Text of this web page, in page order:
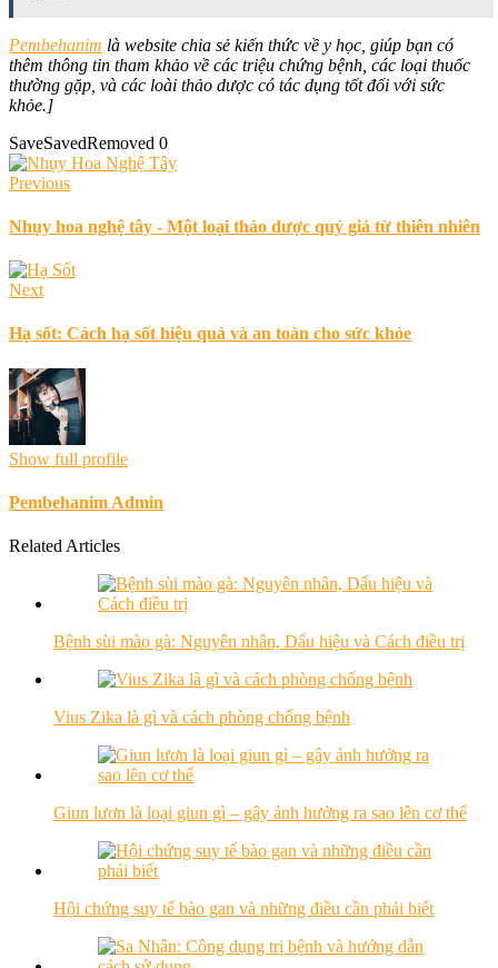
Pembehanim là website chia sẻ kiến thức về y học, giúp bạn có
thêm thông tin tham khảo về các triệu chứng bệnh, các loại thuốc
thường gặp, và các loài thảo dược có tác dụng tốt đối với sức
khỏe.]
SaveSavedRemoved 0
Previous
Nhụy hoa nghệ tây - Một loại thảo dược quý giá từ thiên nhiên
Next
Hạ sốt: Cách hạ sốt hiệu quả và an toàn cho sức khỏe
Show full profile
Pembehanim Admin
Related Articles
Bệnh sùi mào gà: Nguyên nhân, Dấu hiệu và Cách điều trị
Vius Zika là gì và cách phòng chống bệnh
Giun lươn là loại giun gì – gây ảnh hưởng ra sao lên cơ thể
Hội chứng suy tế bào gan và những điều cần phải biết